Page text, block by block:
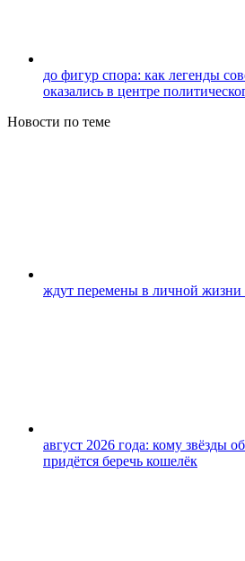
до фигур спора: как легенды
оказались в центре
Новости по теме
ждут перемены в личной жизни
август 2026 года: кому звёзды
придётся беречь кошелёк